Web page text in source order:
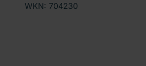
WKN: 704230